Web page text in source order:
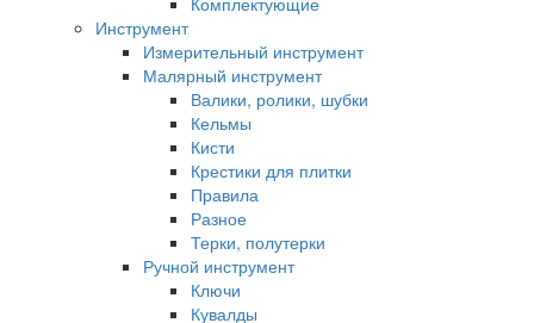
Инструмент
Измерительный инструмент
Малярный инструмент
Валики, ролики, шубки
Кельмы
Кисти
Крестики для плитки
Правила
Разное
Терки, полутерки
Ручной инструмент
Ключи
Кувалды